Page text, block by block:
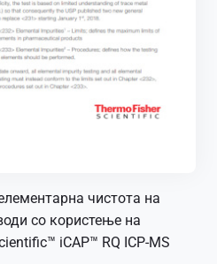
чистота на
со користење на
iCAP™ RQ ICP-MS